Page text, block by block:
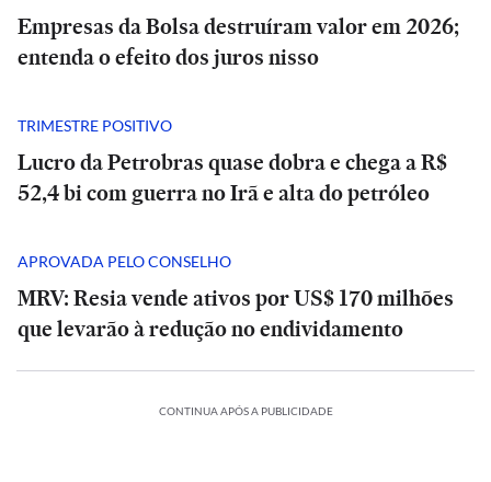
Empresas da Bolsa destruíram valor em 2026;
entenda o efeito dos juros nisso
TRIMESTRE POSITIVO
Lucro da Petrobras quase dobra e chega a R$
52,4 bi com guerra no Irã e alta do petróleo
APROVADA PELO CONSELHO
MRV: Resia vende ativos por US$ 170 milhões
que levarão à redução no endividamento
CONTINUA APÓS A PUBLICIDADE